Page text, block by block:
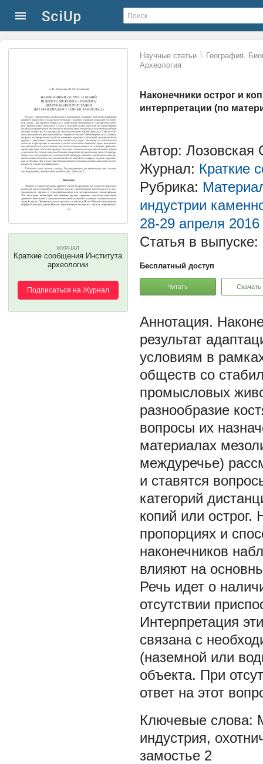
Научные статьи \ География.
Археология
Наконечники острог и
интерпретации (по
ЖУРНАЛ
Краткие сообщения Института
археологии
Подписаться на Журнал
Автор:
Журнал: Краткие
Рубрика:
индустрии
28-29 апреля 2016
Статья в выпуске:
Бесплатный доступ
Читать Скачать
результат
условиям в
обществ со
промысловых
разнообразие
вопросы их
материалах
междуречье)
и ставятся
категорий
копий или острог.
пропорциях и
наконечников
влияют на
Речь идет о
отсутствии
Интерпретация
связана с
(наземной или
объекта. При
ответ на этот
индустрия,
замостье 2